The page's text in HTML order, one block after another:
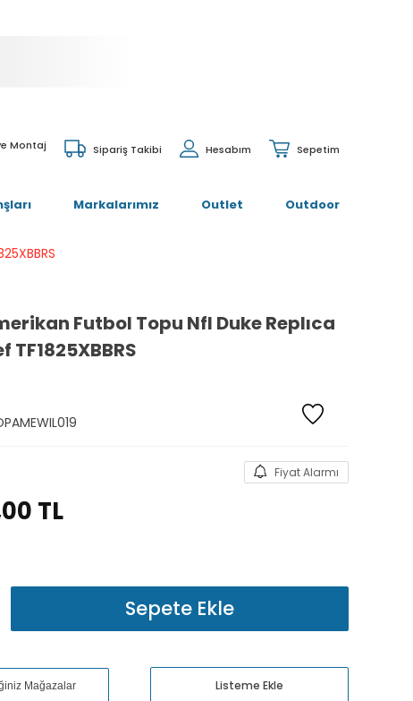
Sepetim
Hesabım
Sipariş Takibi
Montaj
Markalarımız Outlet Outdoor
Futbol Topu Nfl Duke Replıca
TF1825XBBRS
Fiyat Alarmı
TL
Sepete Ekle
Mağazalar Listeme Ekle